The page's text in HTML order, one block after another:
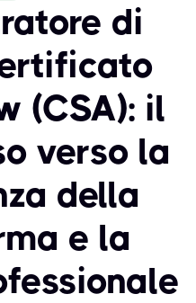
di
(CSA): il
verso la
della
e la